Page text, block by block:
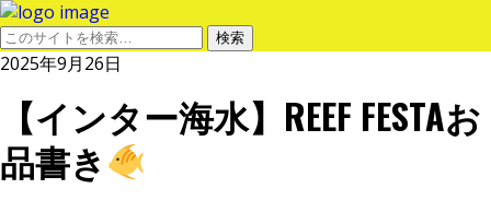
2025年9月26日
【インター海水】REEF FESTAお
品書き